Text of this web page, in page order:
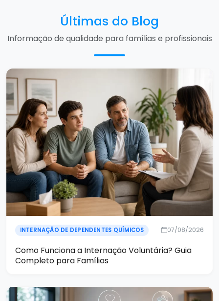
Últimas do Blog
Informação de qualidade para famílias e profissionais
INTERNAÇÃO DE DEPENDENTES QUÍMICOS 07/08/2026
Como Funciona a Internação Voluntária? Guia
Completo para Famílias